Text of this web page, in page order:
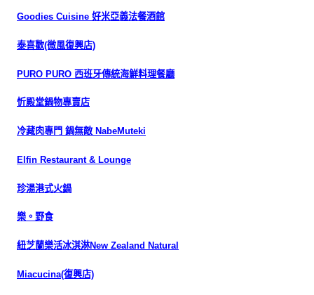
Goodies Cuisine 好米亞義法餐酒館
泰喜歡(微風復興店)
PURO PURO 西班牙傳統海鮮料理餐廳
忻殿堂鍋物專賣店
冷藏肉專門 鍋無敵 NabeMuteki
Elfin Restaurant & Lounge
珍湯港式火鍋
樂。野食
紐芝蘭樂活冰淇淋New Zealand Natural
Miacucina(復興店)